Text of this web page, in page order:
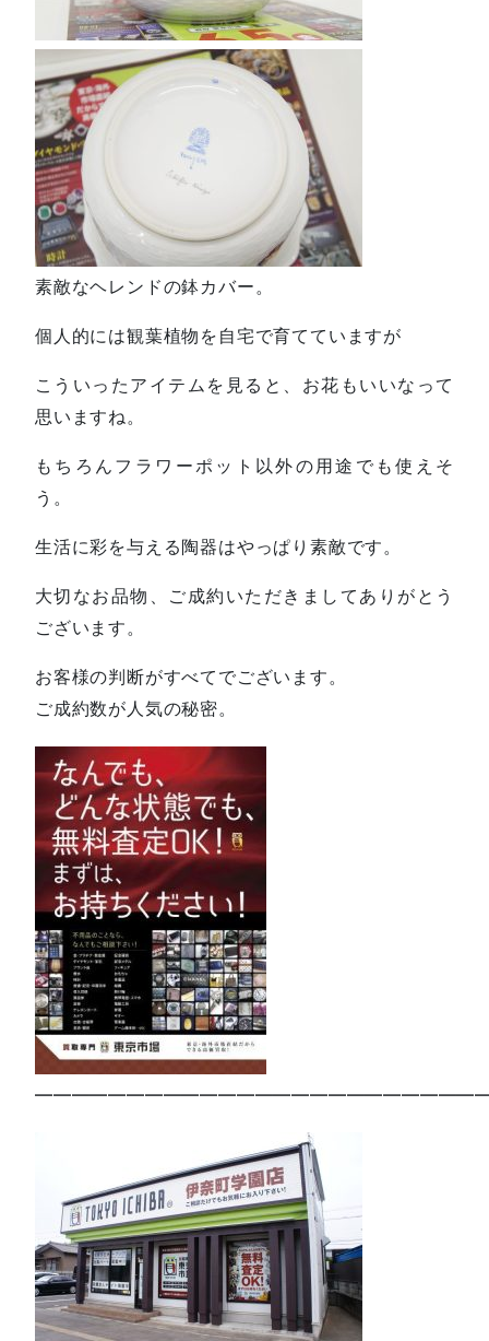
素敵なヘレンドの鉢カバー。
個人的には観葉植物を自宅で育てていますが
こういったアイテムを見ると、お花もいいなって
思いますね。
もちろんフラワーポット以外の用途でも使えそ
う。
生活に彩を与える陶器はやっぱり素敵です。
大切なお品物、ご成約いただきましてありがとう
ございます。
お客様の判断がすべてでございます。
ご成約数が人気の秘密。